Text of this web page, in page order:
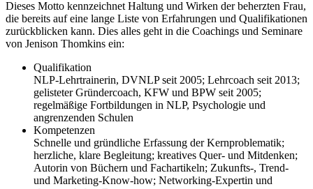
Dieses Motto kennzeichnet Haltung und Wirken der beherzten Frau,
die bereits auf eine lange Liste von Erfahrungen und Qualifikationen
zurückblicken kann. Dies alles geht in die Coachings und Seminare
von Jenison Thomkins ein:
Qualifikation
NLP-Lehrtrainerin, DVNLP seit 2005; Lehrcoach seit 2013;
gelisteter Gründercoach, KFW und BPW seit 2005;
regelmäßige Fortbildungen in NLP, Psychologie und
angrenzenden Schulen
Kompetenzen
Schnelle und gründliche Erfassung der Kernproblematik;
herzliche, klare Begleitung; kreatives Quer- und Mitdenken;
Autorin von Büchern und Fachartikeln; Zukunfts-, Trend-
und Marketing-Know-how; Networking-Expertin und